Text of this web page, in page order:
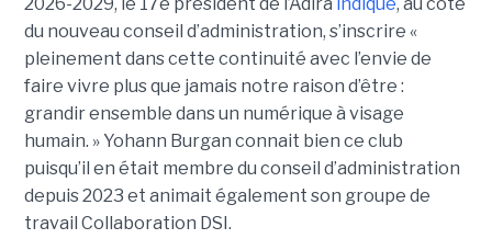
2026-2029, le 17e président de l’Adira indique, au côté
du nouveau conseil d’administration, s’inscrire «
pleinement dans cette continuité avec l’envie de
faire vivre plus que jamais notre raison d’être :
grandir ensemble dans un numérique à visage
humain. »Yohann Burgan connait bien ce club
puisqu’il en était membre du conseil d’administration
depuis 2023 et animait également son groupe de
travail Collaboration DSI.